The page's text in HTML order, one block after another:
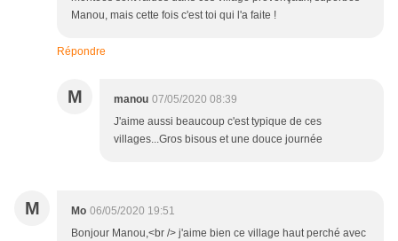
Manou, mais cette fois c'est toi qui l'a faite !
Répondre
M manou 07/05/2020 08:39
J'aime aussi beaucoup c'est typique de ces
villages...Gros bisous et une douce journée
M Mo 06/05/2020 19:51
Bonjour Manou,<br /> j'aime bien ce village haut perché avec